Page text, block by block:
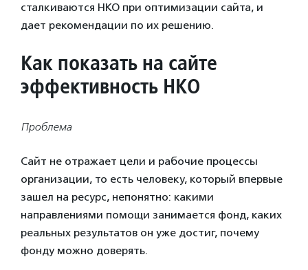
сталкиваются НКО при оптимизации сайта, и
дает рекомендации по их решению.
Как показать на сайте
эффективность НКО
Проблема
Сайт не отражает цели и рабочие процессы
организации, то есть человеку, который впервые
зашел на ресурс, непонятно: какими
направлениями помощи занимается фонд, каких
реальных результатов он уже достиг, почему
фонду можно доверять.